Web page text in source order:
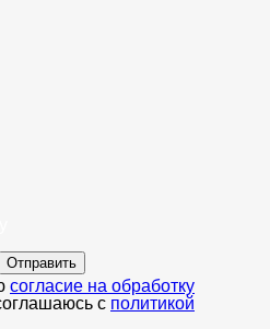
Отправить
согласие на обработку
с политикой